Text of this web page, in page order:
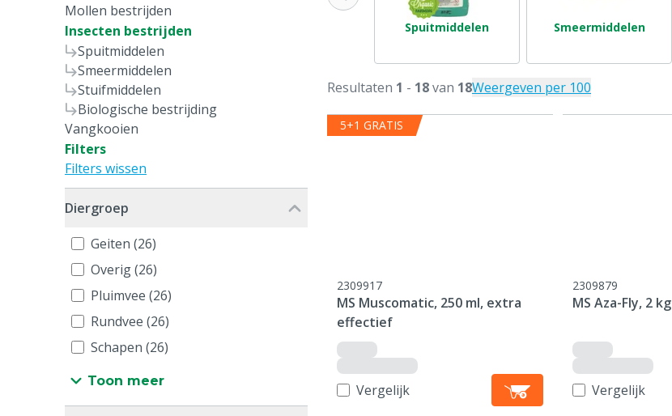
Mollen bestrijden
Insecten bestrijden
Spuitmiddelen
Smeermiddelen
Stuifmiddelen
Biologische bestrijding
Vangkooien
Filters
Filters wissen
Diergroep
Geiten (26)
Overig (26)
Pluimvee (26)
Rundvee (26)
Schapen (26)
Toon meer
Spuitmiddelen Smeermiddelen
Resultaten 1 - 18van 18Weergeven per 100
5+1 GRATIS
2309917
MS Muscomatic, 250 ml, extra
effectief
Vergelijk
2309879
MS Aza-Fly, 2 kg
Vergelijk